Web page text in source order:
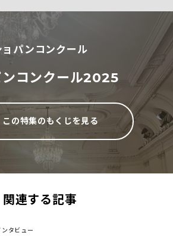
ョパンコンクール
ンコンクール2025
この特集のもくじを見る
関連する記事
ンタビュー